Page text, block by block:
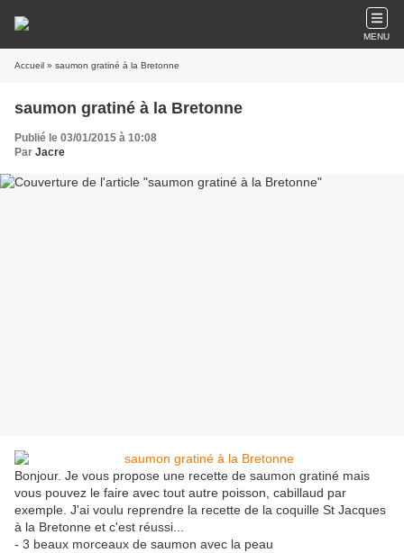
MENU
Accueil » saumon gratiné à la Bretonne
saumon gratiné à la Bretonne
Publié le 03/01/2015 à 10:08
Par Jacre
Bonjour. Je vous propose une recette de saumon gratiné mais
vous pouvez le faire avec tout autre poisson, cabillaud par
exemple. J'ai voulu reprendre la recette de la coquille St Jacques
à la Bretonne et c'est réussi...
- 3 beaux morceaux de saumon avec la peau